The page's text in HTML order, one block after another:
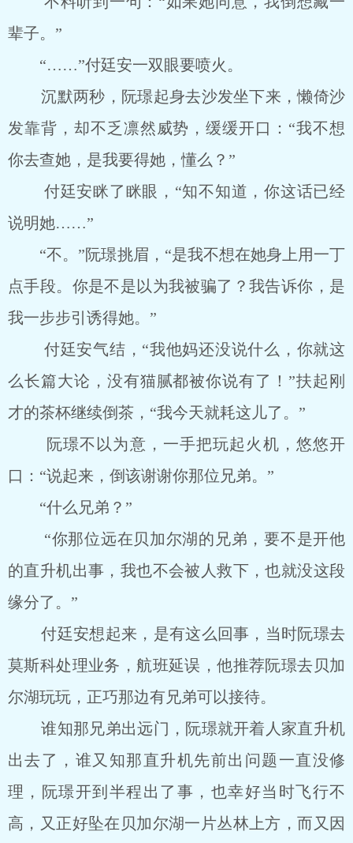
辈子。”
“……”付廷安一双眼要喷火。
沉默两秒，阮璟起身去沙发坐下来，懒倚沙
发靠背，却不乏凛然威势，缓缓开口：“我不想
你去查她，是我要得她，懂么？”
付廷安眯了眯眼，“知不知道，你这话已经
说明她……”
“不。”阮璟挑眉，“是我不想在她身上用一丁
点手段。你是不是以为我被骗了？我告诉你，是
我一步步引诱得她。”
付廷安气结，“我他妈还没说什么，你就这
么长篇大论，没有猫腻都被你说有了！”扶起刚
才的茶杯继续倒茶，“我今天就耗这儿了。”
阮璟不以为意，一手把玩起火机，悠悠开
口：“说起来，倒该谢谢你那位兄弟。”
“什么兄弟？”
“你那位远在贝加尔湖的兄弟，要不是开他
的直升机出事，我也不会被人救下，也就没这段
缘分了。”
付廷安想起来，是有这么回事，当时阮璟去
莫斯科处理业务，航班延误，他推荐阮璟去贝加
尔湖玩玩，正巧那边有兄弟可以接待。
谁知那兄弟出远门，阮璟就开着人家直升机
出去了，谁又知那直升机先前出问题一直没修
理，阮璟开到半程出了事，也幸好当时飞行不
高，又正好坠在贝加尔湖一片丛林上方，而又因